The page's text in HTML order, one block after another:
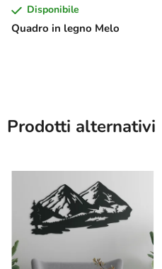
Quadro in legno Melo
Disponibile
Prodotti alternativi